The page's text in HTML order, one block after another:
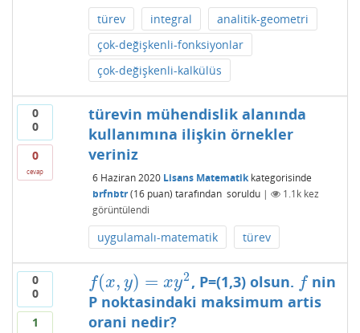
türev integral
analitik-geometri
çok-değişkenli-fonksiyonlar
çok-değişkenli-kalkülüs
0
0
0
cevap
türevin mühendislik alanında
kullanımına ilişkin örnekler
veriniz
6 Haziran 2020 Lisans Matematikkategorisinde
brfnbtr (16puan) tarafından soruldu | 1.1kkez
görüntülendi
uygulamalı-matematik türev
0
0
1
f(x, y) = xy2
f(x,y)=xy 2 , P=(1,3) olsun. f
f nin
P noktasindaki maksimum artis
orani nedir?